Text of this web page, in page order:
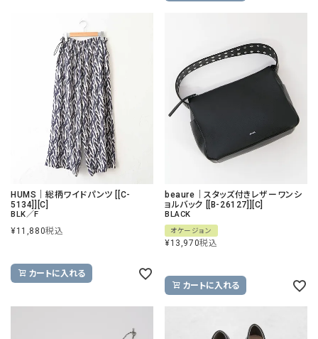
HUMS｜総柄ワイドパンツ [[C-
5134]][C]
BLK／F
¥11,880税込
カートに入れる
beaure｜スタッズ付きレザーワンシ
ョルバック [[B-26127]][C]
BLACK
オケージョン
¥13,970税込
カートに入れる